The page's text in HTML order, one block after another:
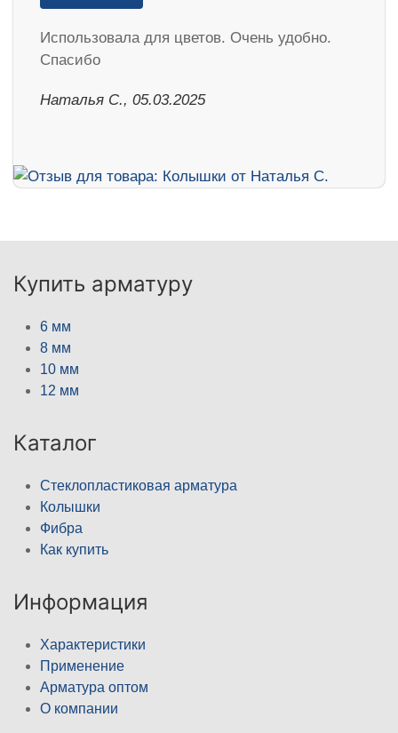
Использовала для цветов. Очень удобно.
Спасибо
Наталья С., 05.03.2025
Купить арматуру
6 мм
8 мм
10 мм
12 мм
Каталог
Стеклопластиковая арматура
Колышки
Фибра
Как купить
Информация
Характеристики
Применение
Арматура оптом
О компании